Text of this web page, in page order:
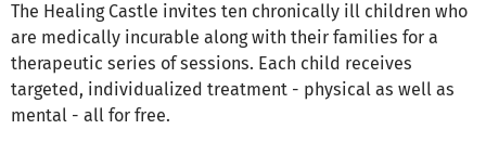
The Healing Castle invites ten chronically ill children who
are medically incurable along with their families for a
therapeutic series of sessions. Each child receives
targeted, individualized treatment - physical as well as
mental - all for free.